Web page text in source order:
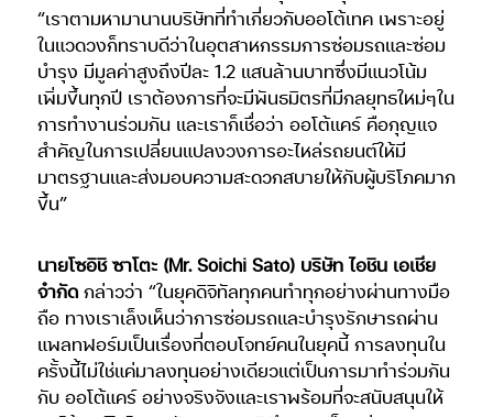
“เราตามหามานานบริษัทที่ทำเกี่ยวกับออโต้เทค เพราะอยู่
ในแวดวงก็ทราบดีว่าในอุตสาหกรรมการซ่อมรถและซ่อม
บำรุง มีมูลค่าสูงถึงปีละ 1.2 แสนล้านบาทซึ่งมีแนวโน้ม
เพิ่มขึ้นทุกปี เราต้องการที่จะมีพันธมิตรที่มีกลยุทธใหม่ๆใน
การทำงานร่วมกัน และเราก็เชื่อว่า ออโต้แคร์ คือกุญแจ
สำคัญในการเปลี่ยนแปลงวงการอะไหล่รถยนต์ให้มี
มาตรฐานและส่งมอบความสะดวกสบายให้กับผู้บริโภคมาก
ขึ้น”
นายโซอิชิ ซาโตะ (Mr. Soichi Sato) บริษัท ไอชิน เอเชีย
จำกัดกล่าวว่า “ในยุคดิจิทัลทุกคนทำทุกอย่างผ่านทางมือ
ถือ ทางเราเล็งเห็นว่าการซ่อมรถและบำรุงรักษารถผ่าน
แพลทฟอร์มเป็นเรื่องที่ตอบโจทย์คนในยุคนี้ การลงทุนใน
ครั้งนี้ไม่ใช่แค่มาลงทุนอย่างเดียวแต่เป็นการมาทำร่วมกัน
กับ ออโต้แคร์ อย่างจริงจังและเราพร้อมที่จะสนับสนุนให้